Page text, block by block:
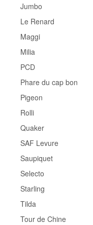
Jumbo
Le Renard
Maggi
Milia
PCD
Phare du cap bon
Pigeon
Rolli
Quaker
SAF Levure
Saupiquet
Selecto
Starling
Tilda
Tour de Chine